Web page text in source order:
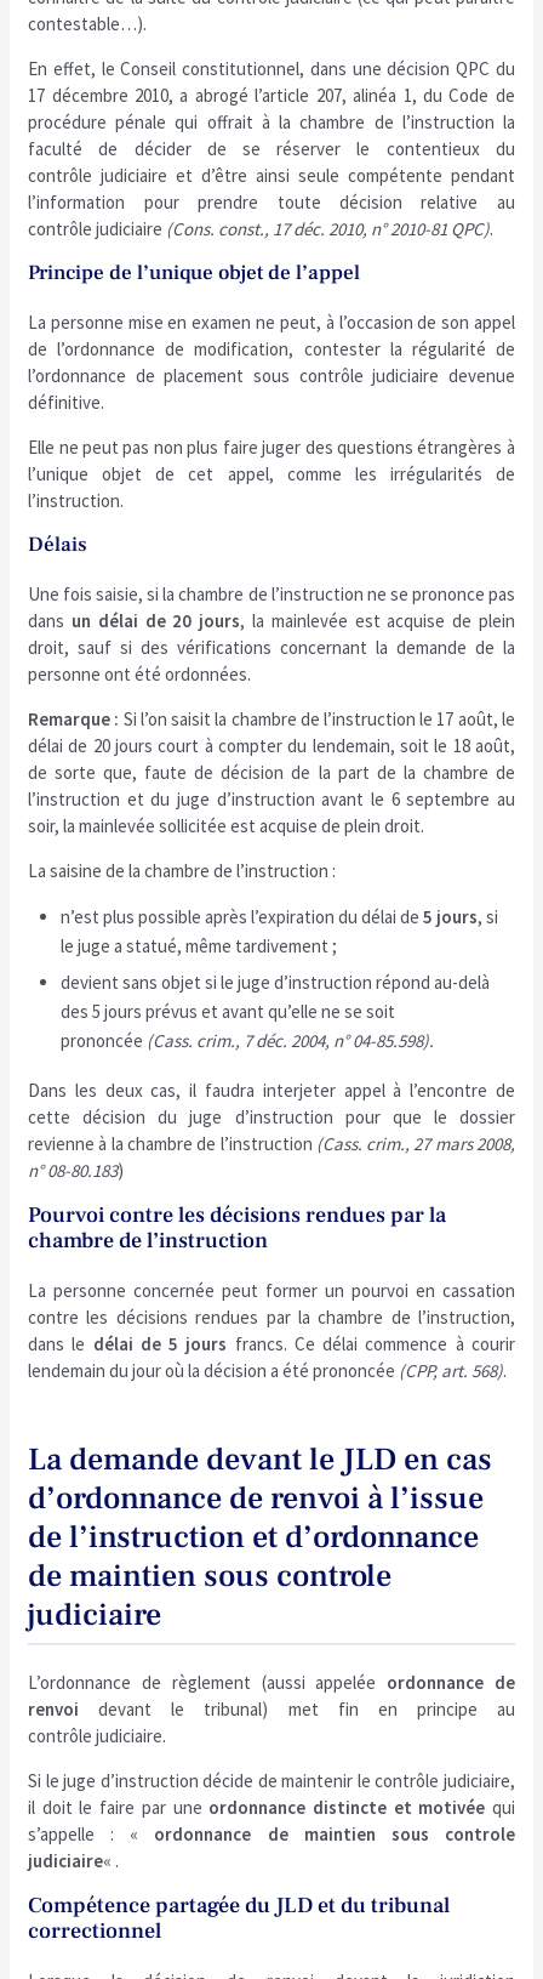
contestable…).
En effet, le Conseil constitutionnel, dans une décision QPC du
17 décembre 2010, a abrogé l’article 207, alinéa 1, du Code de
procédure pénale qui offrait à la chambre de l’instruction la
faculté de décider de se réserver le contentieux du
contrôle judiciaire et d’être ainsi seule compétente pendant
l’information pour prendre toute décision relative au
contrôle judiciaire (Cons. const., 17 déc. 2010, n° 2010-81 QPC).
Principe de l’unique objet de l’appel
La personne mise en examen ne peut, à l’occasion de son appel
de l’ordonnance de modification, contester la régularité de
l’ordonnance de placement sous contrôle judiciaire devenue
définitive.
Elle ne peut pas non plus faire juger des questions étrangères à
l’unique objet de cet appel, comme les irrégularités de
l’instruction.
Délais
Une fois saisie, si la chambre de l’instruction ne se prononce pas
dans un délai de 20 jours, la mainlevée est acquise de plein
droit, sauf si des vérifications concernant la demande de la
personne ont été ordonnées.
Remarque : Si l’on saisit la chambre de l’instruction le 17 août, le
délai de 20 jours court à compter du lendemain, soit le 18 août,
de sorte que, faute de décision de la part de la chambre de
l’instruction et du juge d’instruction avant le 6 septembre au
soir, la mainlevée sollicitée est acquise de plein droit.
La saisine de la chambre de l’instruction :
n’est plus possible après l’expiration du délai de5 jours, si
le juge a statué, même tardivement ;
devient sans objet si le juge d’instruction répond au-delà
des 5 jours prévus et avant qu’elle ne se soit
prononcée (Cass. crim., 7 déc. 2004, n° 04-85.598).
Dans les deux cas, il faudra interjeter appel à l’encontre de
cette décision du juge d’instruction pour que le dossier
revienne à la chambre de l’instruction (Cass. crim., 27 mars 2008,
n° 08-80.183)
Pourvoi contre les décisions rendues par la
chambre de l’instruction
La personne concernée peut former un pourvoi en cassation
contre les décisions rendues par la chambre de l’instruction,
dans le délai de 5 jours francs. Ce délai commence à courir
lendemain du jour où la décision a été prononcée (CPP, art. 568).
La demande devant le JLD en cas
d’ordonnance de renvoi à l’issue
de l’instruction et d’ordonnance
de maintien sous controle
judiciaire
L’ordonnance de règlement (aussi appelée ordonnance de
renvoi devant le tribunal) met fin en principe au
contrôle judiciaire.
Si le juge d’instruction décide de maintenir le contrôle judiciaire,
il doit le faire par une ordonnance distincte et motivée qui
s’appelle : « ordonnance de maintien sous controle
judiciaire« .
Compétence partagée du JLD et du tribunal
correctionnel